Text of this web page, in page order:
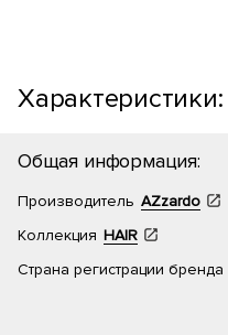
Характеристики:
Общая информация:
Производитель AZzardo
Коллекция HAIR
Страна регистрации бренда